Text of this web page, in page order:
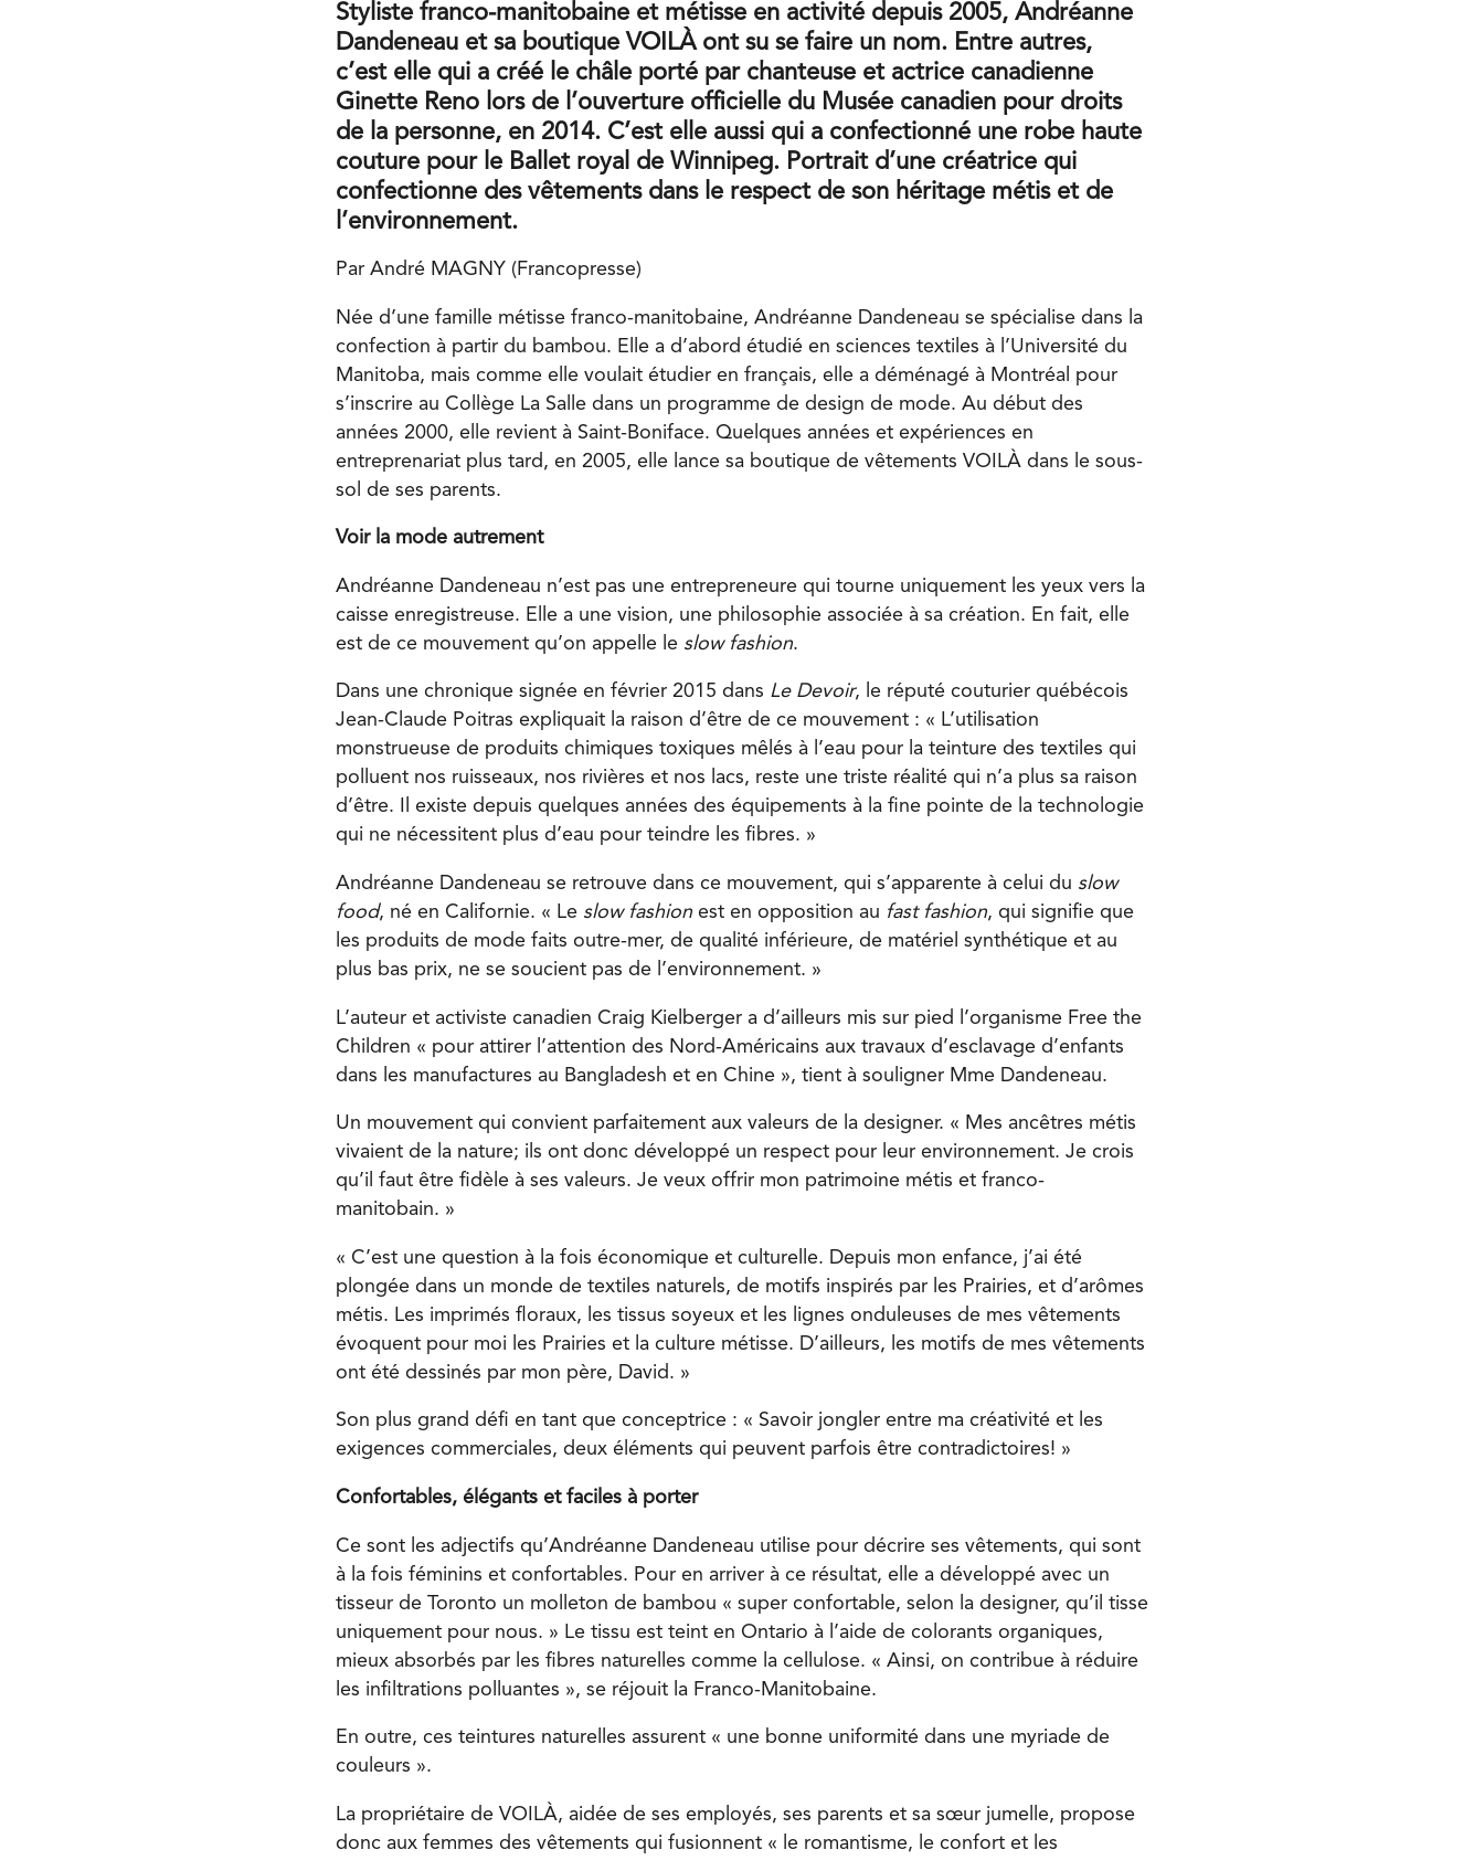
Styliste franco-manitobaine et métisse en activité depuis 2005, Andréanne
Dandeneau et sa boutique VOILÀ ont su se faire un nom. Entre autres,
c’est elle qui a créé le châle porté par chanteuse et actrice canadienne
Ginette Reno lors de l’ouverture officielle du Musée canadien pour droits
de la personne, en 2014. C’est elle aussi qui a confectionné une robe haute
couture pour le Ballet royal de Winnipeg. Portrait d’une créatrice qui
confectionne des vêtements dans le respect de son héritage métis et de
l’environnement.
Par André MAGNY (Francopresse)
Née d’une famille métisse franco-manitobaine, Andréanne Dandeneau se spécialise dans la
confection à partir du bambou. Elle a d’abord étudié en sciences textiles à l’Université du
Manitoba, mais comme elle voulait étudier en français, elle a déménagé à Montréal pour
s’inscrire au Collège La Salle dans un programme de design de mode. Au début des
années 2000, elle revient à Saint-Boniface. Quelques années et expériences en
entreprenariat plus tard, en 2005, elle lance sa boutique de vêtements VOILÀ dans le sous-
sol de ses parents.
Voir la mode autrement
Andréanne Dandeneau n’est pas une entrepreneure qui tourne uniquement les yeux vers la
caisse enregistreuse. Elle a une vision, une philosophie associée à sa création. En fait, elle
est de ce mouvement qu’on appelle le slow fashion.
Dans une chronique signée en février 2015 dans Le Devoir, le réputé couturier québécois
Jean-Claude Poitras expliquait la raison d’être de ce mouvement : « L’utilisation
monstrueuse de produits chimiques toxiques mêlés à l’eau pour la teinture des textiles qui
polluent nos ruisseaux, nos rivières et nos lacs, reste une triste réalité qui n’a plus sa raison
d’être. Il existe depuis quelques années des équipements à la fine pointe de la technologie
qui ne nécessitent plus d’eau pour teindre les fibres. »
Andréanne Dandeneau se retrouve dans ce mouvement, qui s’apparente à celui du slow
food, né en Californie. « Le slow fashion est en opposition au fast fashion, qui signifie que
les produits de mode faits outre-mer, de qualité inférieure, de matériel synthétique et au
plus bas prix, ne se soucient pas de l’environnement. »
L’auteur et activiste canadien Craig Kielberger a d’ailleurs mis sur pied l’organisme Free the
Children « pour attirer l’attention des Nord-Américains aux travaux d’esclavage d’enfants
dans les manufactures au Bangladesh et en Chine », tient à souligner Mme Dandeneau.
Un mouvement qui convient parfaitement aux valeurs de la designer. « Mes ancêtres métis
vivaient de la nature; ils ont donc développé un respect pour leur environnement. Je crois
qu’il faut être fidèle à ses valeurs. Je veux offrir mon patrimoine métis et franco-
manitobain. »
« C’est une question à la fois économique et culturelle. Depuis mon enfance, j’ai été
plongée dans un monde de textiles naturels, de motifs inspirés par les Prairies, et d’arômes
métis. Les imprimés floraux, les tissus soyeux et les lignes onduleuses de mes vêtements
évoquent pour moi les Prairies et la culture métisse. D’ailleurs, les motifs de mes vêtements
ont été dessinés par mon père, David. »
Son plus grand défi en tant que conceptrice : « Savoir jongler entre ma créativité et les
exigences commerciales, deux éléments qui peuvent parfois être contradictoires! »
Confortables, élégants et faciles à porter
Ce sont les adjectifs qu’Andréanne Dandeneau utilise pour décrire ses vêtements, qui sont
à la fois féminins et confortables. Pour en arriver à ce résultat, elle a développé avec un
tisseur de Toronto un molleton de bambou « super confortable, selon la designer, qu’il tisse
uniquement pour nous. » Le tissu est teint en Ontario à l’aide de colorants organiques,
mieux absorbés par les fibres naturelles comme la cellulose. « Ainsi, on contribue à réduire
les infiltrations polluantes », se réjouit la Franco-Manitobaine.
En outre, ces teintures naturelles assurent « une bonne uniformité dans une myriade de
couleurs ».
La propriétaire de VOILÀ, aidée de ses employés, ses parents et sa sœur jumelle, propose
donc aux femmes des vêtements qui fusionnent « le romantisme, le confort et les